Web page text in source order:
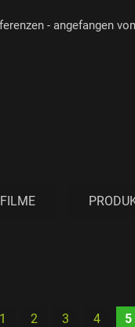
- angefangen
1 2 3 4 5